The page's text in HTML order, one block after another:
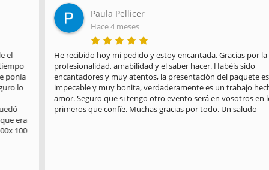
Paula Pellicer
Hace 4 meses
He recibido hoy mi pedido y estoy encantada. Gracias por la
profesionalidad, amabilidad y el saber hacer. Habéis sido
encantadores y muy atentos, la presentación del paquete es
impecable y muy bonita, verdaderamente es un trabajo hecho con
amor. Seguro que si tengo otro evento será en vosotros en los
primeros que confíe. Muchas gracias por todo. Un saludo